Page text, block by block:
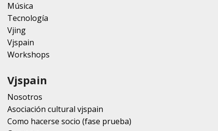
Música
Tecnología
Vjing
Vjspain
Workshops
Vjspain
Nosotros
Asociación cultural vjspain
Como hacerse socio (fase prueba)